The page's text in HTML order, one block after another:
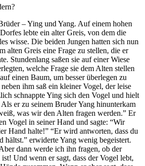
– Ying und Yang. Auf einem hohen
lebte ein alter Greis, von dem die
wisse. Die beiden Jungen hatten sich nun
alten Greis eine Frage zu stellen, die er
Stundenlang saßen sie auf einer Wiese
welche Frage sie dem Alten stellen
einen Baum, um besser überlegen zu
ihm saß ein kleiner Vogel, der leise
schnappte Ying sich den Vogel und hielt
er zu seinem Bruder Yang hinunterkam
was wir den Alten fragen werden.” Er
Vogel in seiner Hand und sagte: “Wir
Hand halte!” “Er wird antworten, dass du
hältst.” erwiderte Yang wenig begeistert.
dann werde ich ihn fragen, ob der
Und wenn er sagt, dass der Vogel lebt,